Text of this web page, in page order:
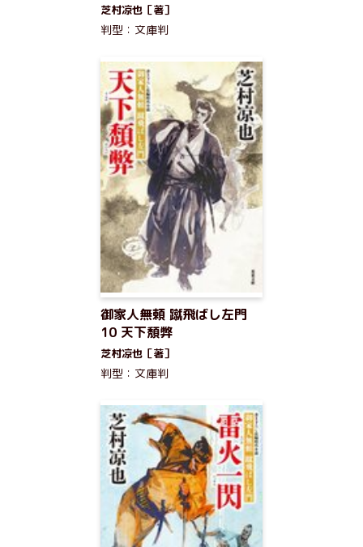
芝村凉也［著］
判型：文庫判
御家人無頼 蹴飛ばし左門
10 天下頽弊
芝村凉也［著］
判型：文庫判